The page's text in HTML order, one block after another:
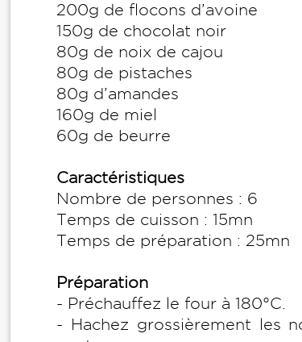
200g de flocons d’avoine
150g de chocolat noir
80g de noix de cajou
80g de pistaches
80g d’amandes
160g de miel
60g de beurre
Caractéristiques
Nombre de personnes : 6
Temps de cuisson : 15mn
Temps de préparation : 25mn
Préparation
- Préchauffez le four à 180°C.
- Hachez grossièrement les